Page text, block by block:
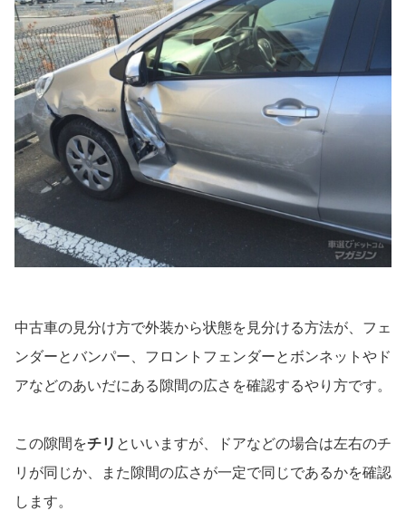
中古車の見分け方で外装から状態を見分ける方法が、フェ
ンダーとバンパー、フロントフェンダーとボンネットやド
アなどのあいだにある隙間の広さを確認するやり方です。
この隙間をチリ といいますが、ドアなどの場合は左右のチ
リが同じか、また隙間の広さが一定で同じであるかを確認
します。